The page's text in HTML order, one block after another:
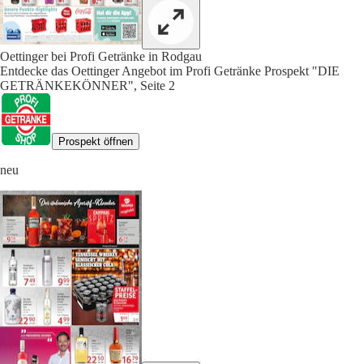
Oettinger bei Profi Getränke in Rodgau
Entdecke das Oettinger Angebot im Profi Getränke Prospekt "DIE
GETRÄNKEKÖNNER", Seite 2
Prospekt öffnen
neu